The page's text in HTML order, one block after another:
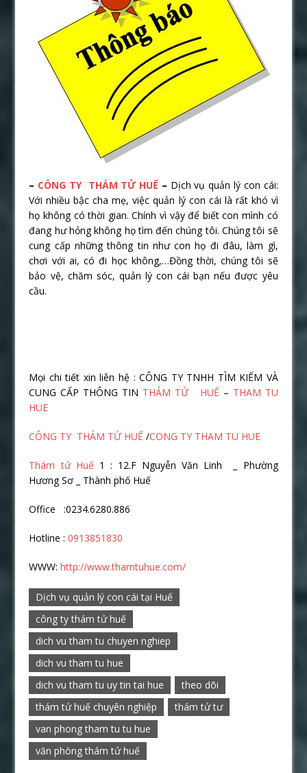
– CÔNG TY THÁM TỬ HUẾ – Dịch vụ quản lý con cái:
Với nhiều bậc cha mẹ, việc quản lý con cái là rất khó vì
họ không có thời gian. Chính vì vậy để biết con mình có
đang hư hỏng không họ tìm đến chúng tôi. Chúng tôi sẽ
cung cấp những thông tin như con họ đi đâu, làm gì,
chơi với ai, có đi học không,…Đồng thời, chúng tôi sẽ
bảo vệ, chăm sóc, quản lý con cái bạn nếu được yêu
cầu.
Mọi chi tiết xin liên hệ : CÔNG TY TNHH TÌM KIẾM VÀ
CUNG CẤP THÔNG TIN THÁM TỬ HUẾ – THAM TU
HUE
CÔNG TY THÁM TỬ HUẾ/CONG TY THAM TU HUE
Thám tử Huế1 : 12.F Nguyễn Văn Linh _ Phường
Hương Sơ _ Thành phố Huế
Office :0234.6280.886
Hotline :0913851830
WWW:http://www.thamtuhue.com/
Dịch vụ quản lý con cái tại Huế
công ty thám tử huế
dich vu tham tu chuyen nghiep
dich vu tham tu hue
dich vu tham tu uy tin tai hue
theo dõi
thám tử huế chuyên nghiệp
thám tử tư
van phong tham tu tu hue
văn phòng thám tử huế